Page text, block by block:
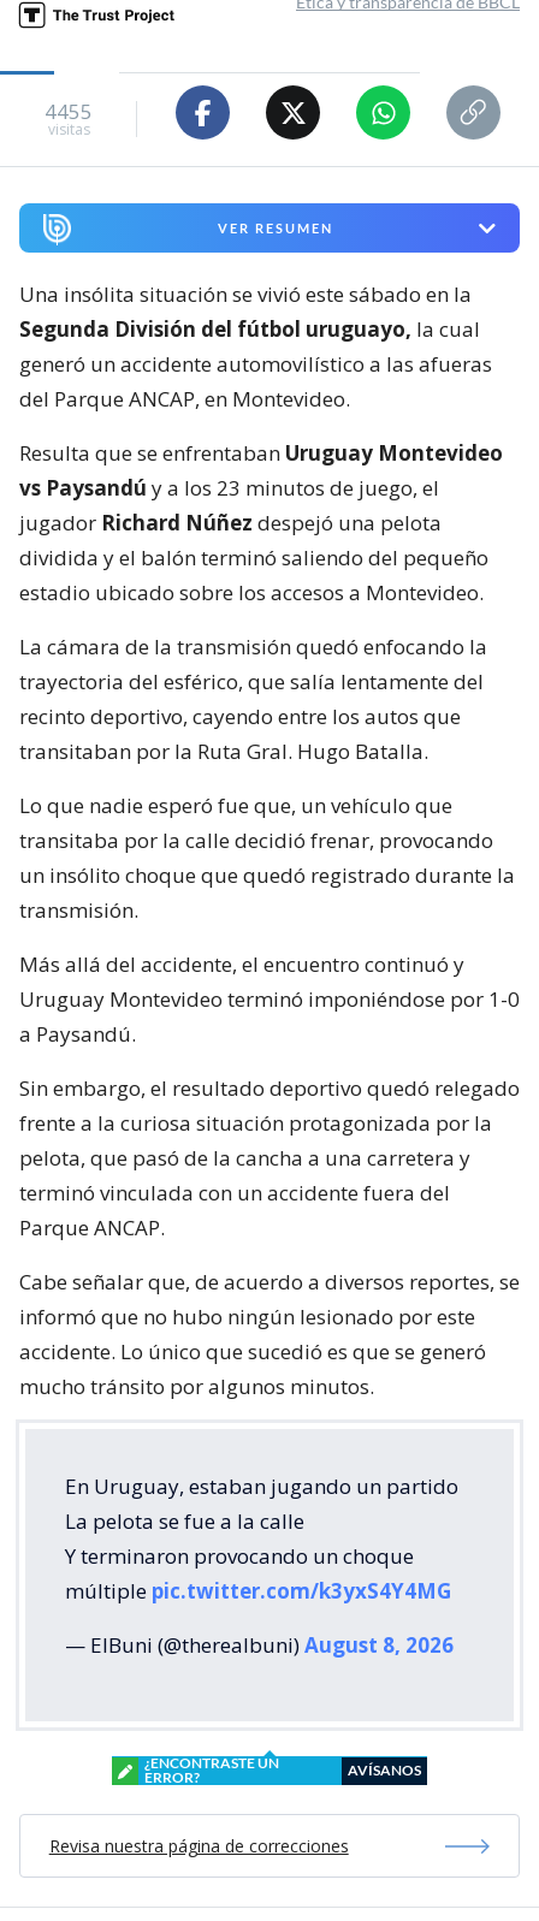
4455
visitas
VER RESUMEN
Una insólita situación se vivió este sábado en la
Segunda División del fútbol uruguayo, la cual
generó un accidente automovilístico a las afueras
del Parque ANCAP, en Montevideo.
Resulta que se enfrentaban Uruguay Montevideo
vs Paysandú y a los 23 minutos de juego, el
jugador Richard Núñez despejó una pelota
dividida y el balón terminó saliendo del pequeño
estadio ubicado sobre los accesos a Montevideo.
La cámara de la transmisión quedó enfocando la
trayectoria del esférico, que salía lentamente del
recinto deportivo, cayendo entre los autos que
transitaban por la Ruta Gral. Hugo Batalla.
Lo que nadie esperó fue que, un vehículo que
transitaba por la calle decidió frenar, provocando
un insólito choque que quedó registrado durante la
transmisión.
Más allá del accidente, el encuentro continuó y
Uruguay Montevideo terminó imponiéndose por 1-0
a Paysandú.
Sin embargo, el resultado deportivo quedó relegado
frente a la curiosa situación protagonizada por la
pelota, que pasó de la cancha a una carretera y
terminó vinculada con un accidente fuera del
Parque ANCAP.
Cabe señalar que, de acuerdo a diversos reportes, se
informó que no hubo ningún lesionado por este
accidente. Lo único que sucedió es que se generó
mucho tránsito por algunos minutos.
En Uruguay, estaban jugando un partido
La pelota se fue a la calle
Y terminaron provocando un choque
múltiple pic.twitter.com/k3yxS4Y4MG
— ElBuni (@therealbuni)August 8, 2026
¿ENCONTRASTE UN
ERROR?
AVÍSANOS
Revisa nuestra página de correcciones